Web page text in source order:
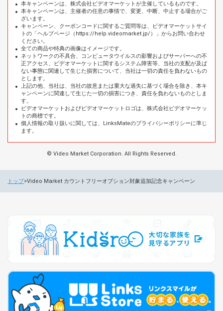
本キャンペーンは、株式会社ビデオマーケットが主催しているものです。
本キャンペーンは、主催者の任意の事情で、変更、中断、中止する場合がご
ざいます。
キャンペーン、クーポンコードに関するご質問等は、ビデオマーケットサイ
トの「ヘルプページ（https://help.videomarket.jp/）」からお問い合わせ
ください。
全ての商品や特典の画像はイメージです。
ネットワークの不具合、コンピュータウイルスの影響およびサーバーへの不
正アクセス、ビデオマーケットに関するシステム障害等、当社の支配が及ば
ない事態に関連して生じた損害について、当社は一切の責任を負わないもの
とします。
上記の他、当社は、当社の故意または重大な過失に基づく場合を除き、本キ
ャンペーンに関連して生じた一切の損害につき、責任を負わないものとしま
す。
ビデオマーケットおよびビデオマーケットロゴは、株式会社ビデオマーケッ
トの商標です。
個人情報の取り扱いに関しては、LinksMateのプライバシーポリシーに準じ
ます。
© Video Market Corporation. All Rights Reserved.
トップ Video Market カウントフリーオプション対象追加記念キャンペーン